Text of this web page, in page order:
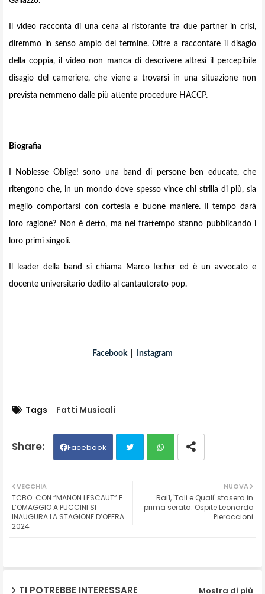
Il video racconta di una cena al ristorante tra due partner in crisi,
diremmo in senso ampio del termine. Oltre a raccontare il disagio
della coppia, il video non manca di descrivere altresì il percepibile
disagio del cameriere, che viene a trovarsi in una situazione non
prevista nemmeno dalle più attente procedure HACCP.
Biografia
I Noblesse Oblige! sono una band di persone ben educate, che
ritengono che, in un mondo dove spesso vince chi strilla di più, sia
meglio comportarsi con cortesia e buone maniere. Il tempo darà
loro ragione? Non è detto, ma nel frattempo stanno pubblicando i
loro primi singoli.
Il leader della band si chiama Marco Iecher ed è un avvocato e
docente universitario dedito al cantautorato pop.
Facebook Instagram
Tags Fatti Musicali
Facebook
ats
NUOVA
Rai1, 'Tali e Quali' stasera in
prima serata. Ospite Leonardo
Pieraccioni
VECCHIA
TCBO: CON “MANON LESCAUT” E
L’OMAGGIO A PUCCINI SI
INAUGURA LA STAGIONE D’OPERA
2024
TI POTREBBE INTERESSARE Mostra di più